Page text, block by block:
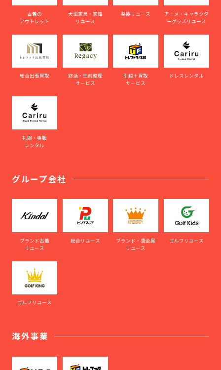
古着の
アウトレット
大型家具・家電
リユース
楽器リユース
アニメ・キャラクタ
ーグッズリユース
総合出張買取
終活・生前整理
サービス
引越＋買取
サービス
ドレスレンタル
礼服・喪服
レンタル
グループ会社
ブランド古着
リユース
総合リユース
ブランド・貴金属
リユース
ゴルフリユース
ゴルフリユース
海外事業